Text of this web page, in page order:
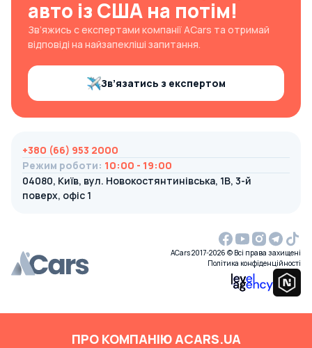
авто із США на потім!
Зв’яжись с експертами компанії ACars та отримай
відповіді на найзапекліші запитання.
Зв’язатись з експертом
+380 (66) 953 2000
Режим роботи: 10:00 - 19:00
04080, Київ, вул. Новокостянтинівська, 1В, 3-й
поверх, офіс 1
ACars 2017-2026 © Всі права захищені
Політика конфіденційності
ПРО КОМПАНІЮ ACARS.UA